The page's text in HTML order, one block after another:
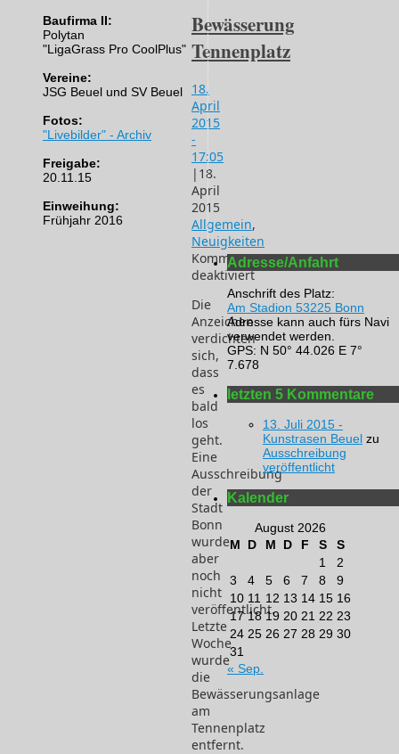
Bewässerung
Tennenplatz
18.
April
2015
-
17:05
| 18.
April
2015
Allgemein,
Neuigkeiten
Kommentare
deaktiviert
Bewässerung
Tennenplatz
Die
Anzeichen
verdichten
sich,
dass
es
bald
los
geht.
Eine
Ausschreibung
der
Stadt
Bonn
wurde
aber
noch
nicht
veröffentlicht.
Letzte
Woche
wurde
die
Bewässerungsanlage
am
Tennenplatz
entfernt.
Baufirma II:
Polytan
"LigaGrass Pro CoolPlus"
Vereine:
JSG Beuel und SV Beuel
Fotos:
"Livebilder" - Archiv
Freigabe:
20.11.15
Einweihung:
Frühjahr 2016
Adresse/Anfahrt
Anschrift des Platz:
Am Stadion 53225 Bonn
Adresse kann auch fürs Navi
verwendet werden.
GPS: N 50° 44.026 E 7°
7.678
letzten 5 Kommentare
13. Juli 2015 -
Kunstrasen Beuel zu
Ausschreibung
veröffentlicht
Kalender
August 2026
M
D M D F S
S
1
2
3
4 5 6 7 8
9
10 11 12 13 14 15 16
17 18 19 20 21 22 23
24 25 26 27 28 29 30
31
« Sep.